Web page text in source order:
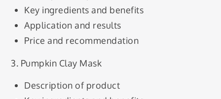
Key ingredients and benefits
Application and results
Price and recommendation
3. Pumpkin Clay Mask
Description of product